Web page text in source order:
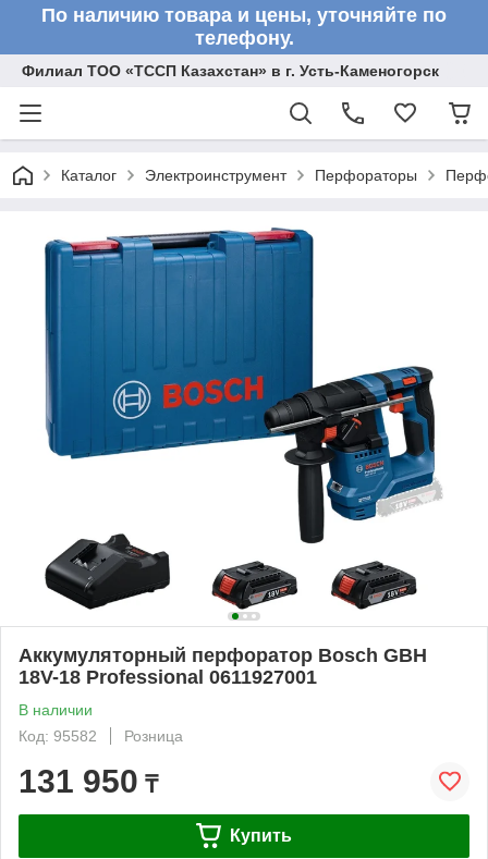
По наличию товара и цены, уточняйте по
телефону.
Филиал ТОО «ТССП Казахстан» в г. Усть-Каменогорск
Каталог Электроинструмент Перфораторы
Аккумуляторный перфоратор Bosch GBH
18V-18 Professional 0611927001
В наличии
Код: 95582
Розница
131 950 ₸
Купить